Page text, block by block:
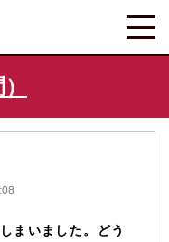
まいました。どう